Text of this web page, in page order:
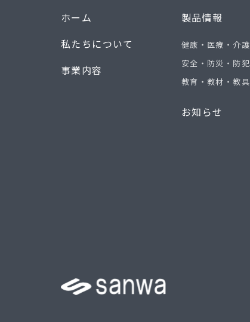
ホーム
私たちについて
事業内容
製品情報
健康・医療・介護
安全・防災・防犯
教育・教材・教具
お知らせ